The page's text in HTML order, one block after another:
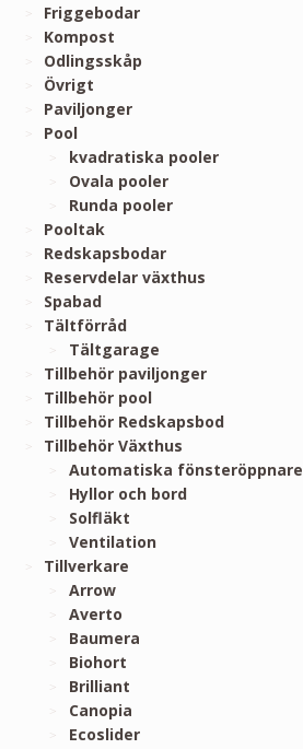
Friggebodar
Kompost
Odlingsskåp
Övrigt
Paviljonger
Pool
kvadratiska pooler
Ovala pooler
Runda pooler
Pooltak
Redskapsbodar
Reservdelar växthus
Spabad
Tältförråd
Tältgarage
Tillbehör paviljonger
Tillbehör pool
Tillbehör Redskapsbod
Tillbehör Växthus
Automatiska fönsteröppnare
Hyllor och bord
Solfläkt
Ventilation
Tillverkare
Arrow
Averto
Baumera
Biohort
Brilliant
Canopia
Ecoslider